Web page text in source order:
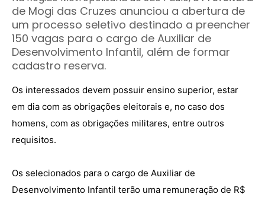
de Mogi das Cruzes anunciou a abertura de
um processo seletivo destinado a preencher
150 vagas para o cargo de Auxiliar de
Desenvolvimento Infantil, além de formar
cadastro reserva.
Os interessados devem possuir ensino superior, estar
em dia com as obrigações eleitorais e, no caso dos
homens, com as obrigações militares, entre outros
requisitos.
Os selecionados para o cargo de Auxiliar de
Desenvolvimento Infantil terão uma remuneração de R$